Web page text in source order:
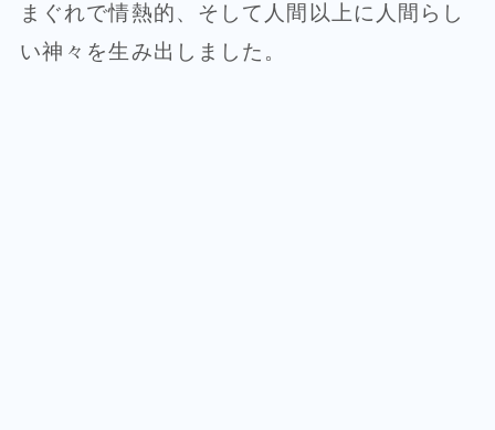
まぐれで情熱的、そして人間以上に人間らし
い神々を生み出しました。